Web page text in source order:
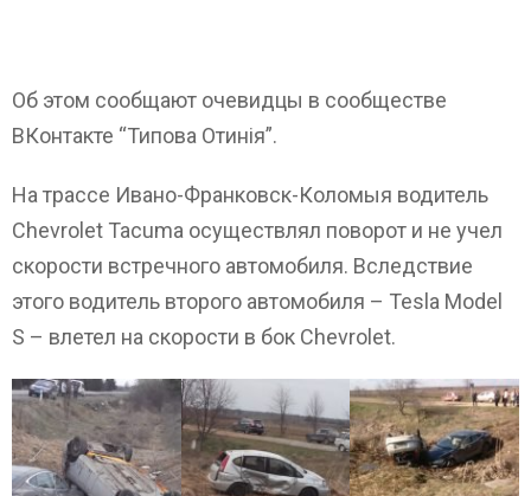
Об этом сообщают очевидцы в сообществе
ВКонтакте “Типова Отинія”.
На трассе Ивано-Франковск-Коломыя водитель
Chevrolet Tacuma осуществлял поворот и не учел
скорости встречного автомобиля. Вследствие
этого водитель второго автомобиля – Tesla Model
S – влетел на скорости в бок Chevrolet.